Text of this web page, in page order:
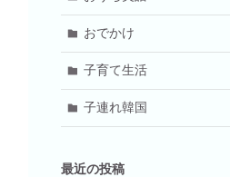
おでかけ
子育て生活
子連れ韓国
最近の投稿